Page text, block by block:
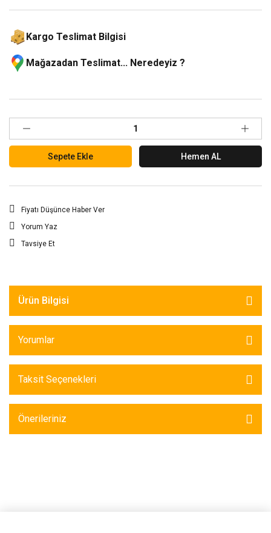
Kargo Teslimat Bilgisi
Mağazadan Teslimat... Neredeyiz ?
Sepete Ekle Hemen AL
Fiyatı Düşünce Haber Ver
Yorum Yaz
Tavsiye Et
Ürün Bilgisi
Yorumlar
Taksit Seçenekleri
Önerileriniz